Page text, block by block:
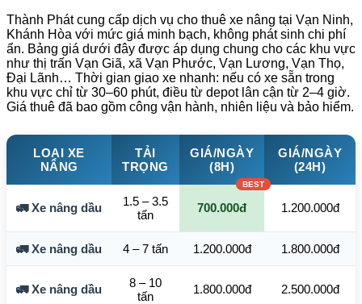
Thành Phát cung cấp dịch vụ cho thuê xe nâng tại Vạn Ninh,
Khánh Hòa với mức giá minh bạch, không phát sinh chi phí
ẩn. Bảng giá dưới đây được áp dụng chung cho các khu vực
như thị trấn Vạn Giã, xã Vạn Phước, Vạn Lương, Vạn Thọ,
Đại Lãnh… Thời gian giao xe nhanh: nếu có xe sẵn trong
khu vực chỉ từ 30–60 phút, điều từ depot lân cận từ 2–4 giờ.
Giá thuê đã bao gồm công vận hành, nhiên liệu và bảo hiểm.
LOẠI XE
NÂNG
TẢI
TRỌNG
GIÁ/NGÀY
(8H)
GIÁ/NGÀY
(24H)
🚛 Xe nâng dầu
1.5 – 3.5
tấn
700.000đ 1.200.000đ
🚛 Xe nâng dầu 4 – 7 tấn 1.200.000đ 1.800.000đ
🚛 Xe nâng dầu
8 – 10
tấn
1.800.000đ 2.500.000đ